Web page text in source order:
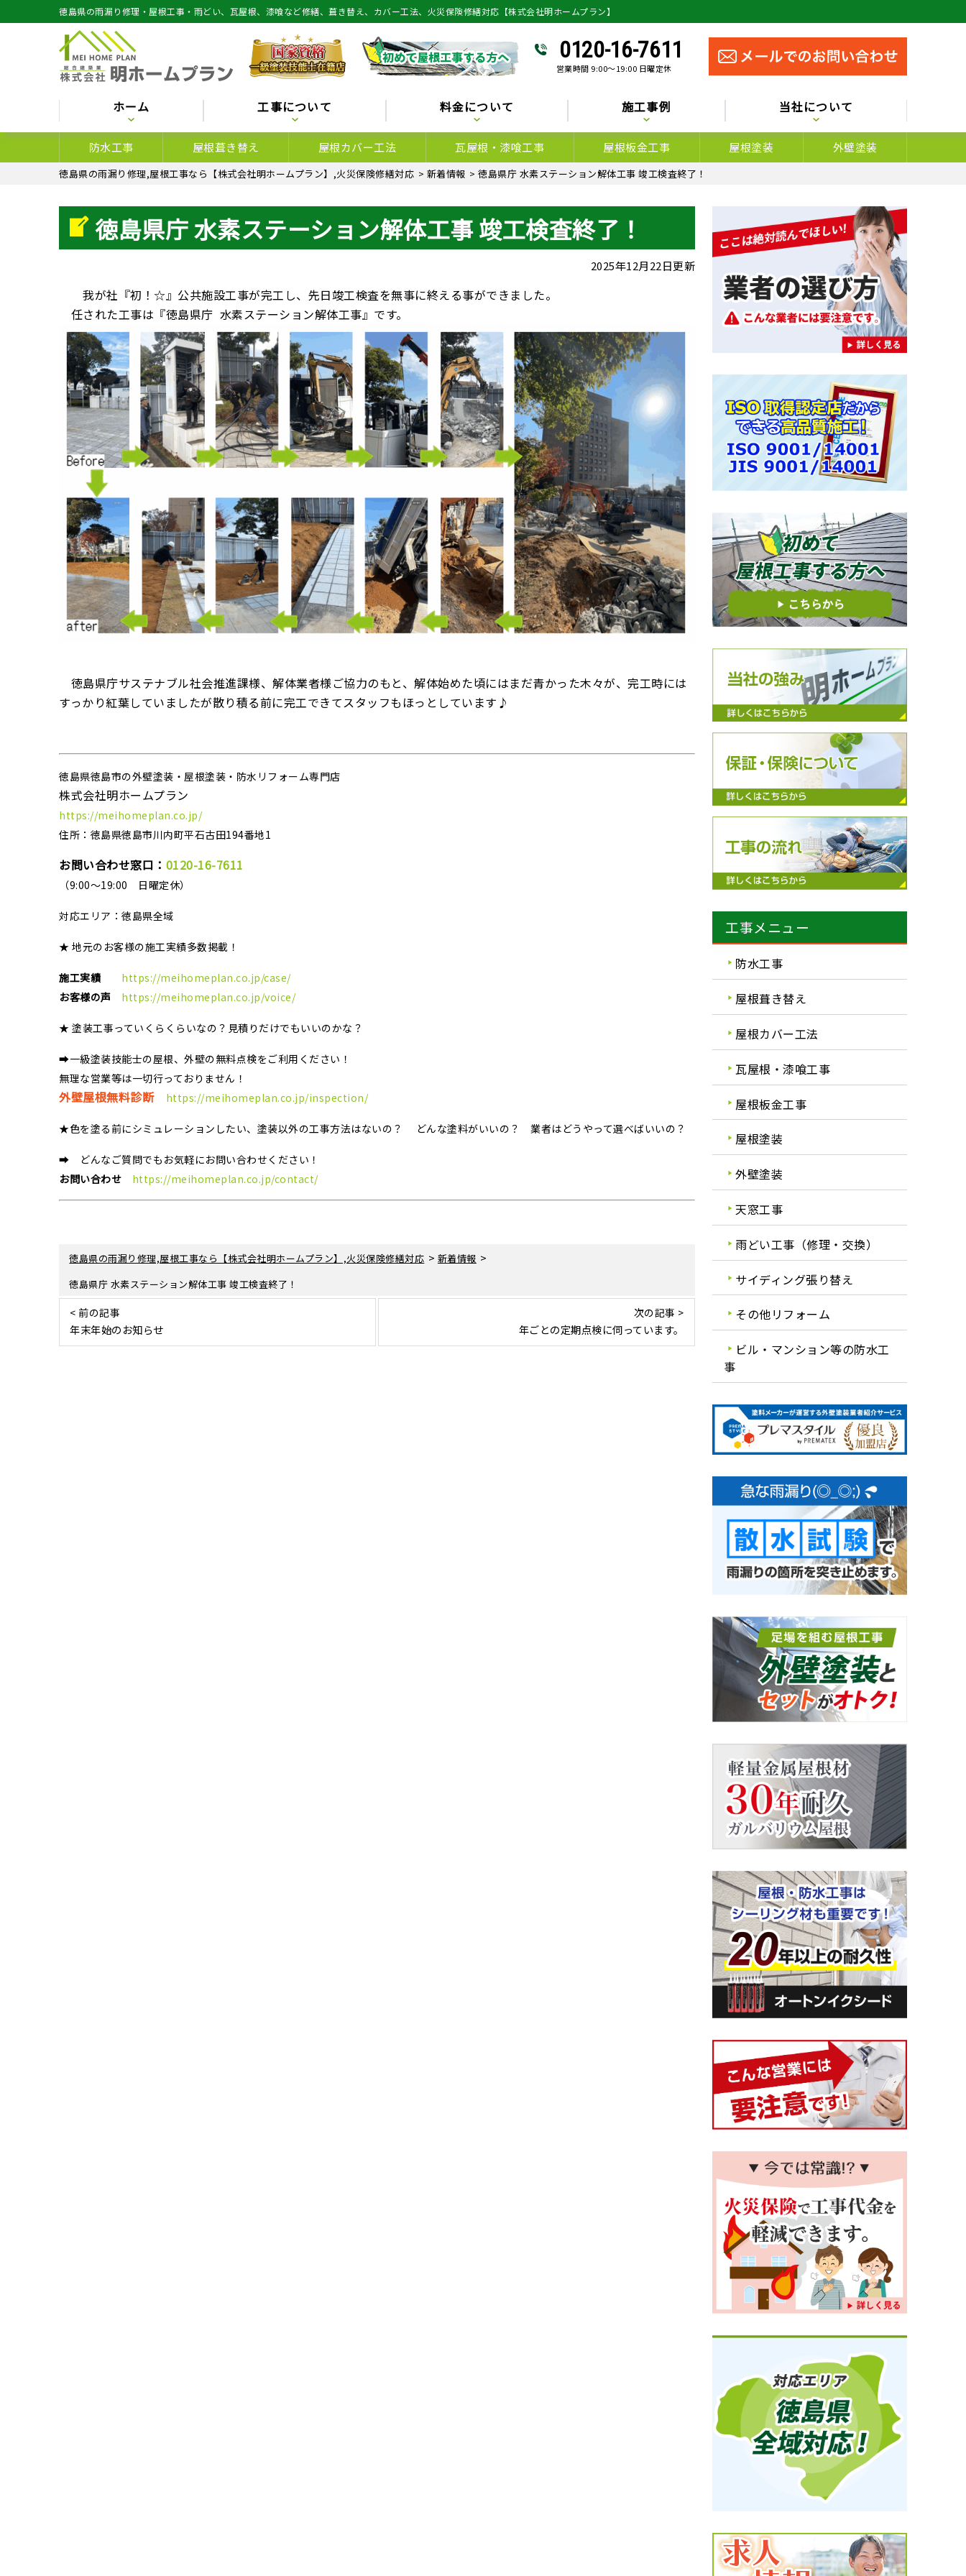
徳島県の雨漏り修理・屋根工事・雨どい、瓦屋根、漆喰など修繕、葺き替え、カバー工法、火災保険修繕対応【株式会社明ホームプラン】
0120-16-7611
営業時間 9:00～19:00 日曜定休
ホーム 工事について 料金について 施工事例 当社について
防水工事 屋根葺き替え 屋根カバー工法 瓦屋根・漆喰工事 屋根板金工事 屋根塗装 外壁塗装
徳島県の雨漏り修理,屋根工事なら【株式会社明ホームプラン】,火災保険修繕対応 > 新着情報 > 徳島県庁 水素ステーション解体工事 竣工検査終了！
徳島県庁 水素ステーション解体工事 竣工検査終了！
2025年12月22日更新
我が社『初！☆』公共施設工事が完工し、先日竣工検査を無事に終える事ができました。
任された工事は『徳島県庁 水素ステーション解体工事』です。
徳島県庁サステナブル社会推進課様、解体業者様ご協力のもと、解体始めた頃にはまだ青かった木々が、完工時には
すっかり紅葉していましたが散り積る前に完工できてスタッフもほっとしています♪
徳島県徳島市の外壁塗装・屋根塗装・防水リフォーム専門店
株式会社明ホームプラン
https://meihomeplan.co.jp/
住所：徳島県徳島市川内町平石古田194番地1
お問い合わせ窓口： 0120-16-7611
（9:00～19:00 日曜定休）
対応エリア： 徳島県全域
★ 地元のお客様の施工実績多数掲載！
施工実績
https://meihomeplan.co.jp/case/
お客様の声
https://meihomeplan.co.jp/voice/
★ 塗装工事っていくらくらいなの？見積りだけでもいいのかな？
➡一級塗装技能士の屋根、外壁の無料点検をご利用ください！
無理な営業等は一切行っておりません！
外壁屋根無料診断 https://meihomeplan.co.jp/inspection/
★色を塗る前にシミュレーションしたい、塗装以外の工事方法はないの？ どんな塗料がいいの？ 業者はどうやって選べばいいの？
➡ どんなご質問でもお気軽にお問い合わせください！
お問い合わせ
https://meihomeplan.co.jp/contact/
徳島県の雨漏り修理,屋根工事なら【株式会社明ホームプラン】,火災保険修繕対応 > 新着情報 >
徳島県庁 水素ステーション解体工事 竣工検査終了！
< 前の記事
年末年始のお知らせ
次の記事 >
年ごとの定期点検に伺っています。
工事メニュー
防水工事
屋根葺き替え
屋根カバー工法
瓦屋根・漆喰工事
屋根板金工事
屋根塗装
外壁塗装
天窓工事
雨どい工事（修理・交換）
サイディング張り替え
その他リフォーム
ビル・マンション等の防水工
事